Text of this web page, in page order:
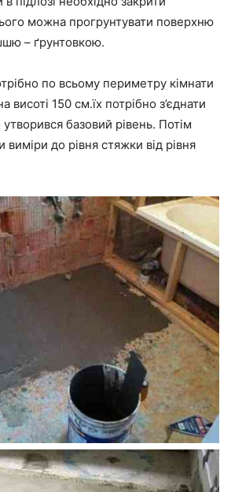
можна прогрунтувати поверхню
– ґрунтовкою.
по всьому периметру кімнати
висоті 150 см.їх потрібно з’єднати
базовий рівень. Потім
виміри до рівня стяжки від рівня